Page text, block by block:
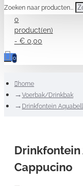
Zoeken naar producten...
0
product(en)
- € 0,00
0
home
Voerbak/Drinkbak
Drinkfontein
Cappucino